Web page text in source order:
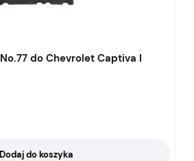
do Chevrolet Captiva I
Dodaj do koszyka